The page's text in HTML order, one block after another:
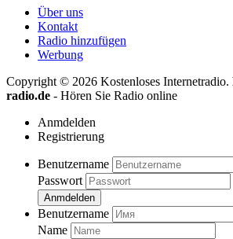
Über uns
Kontakt
Radio hinzufügen
Werbung
Copyright © 2026 Kostenloses Internetradio.
radio.de - Hören Sie Radio online
Anmdelden
Registrierung
Benutzername
Passwort
Anmdelden
Benutzername
Name